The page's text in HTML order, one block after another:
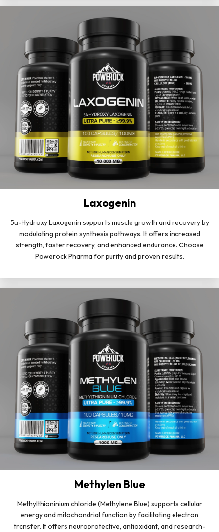
Laxogenin
5α-Hydroxy Laxogenin supports muscle growth and recovery by
modulating protein synthesis pathways. It offers increased
strength, faster recovery, and enhanced endurance. Choose
Powerock Pharma for purity and proven results.
Methylen Blue
Methylthioninium chloride (Methylene Blue) supports cellular
energy and mitochondrial function by facilitating electron
transfer. It offers neuroprotective, antioxidant, and research-